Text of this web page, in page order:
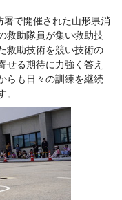
で開催された山形県消
救助隊員が集い救助技
救助技術を競い技術の
せる期待に力強く答え
らも日々の訓練を継続
。